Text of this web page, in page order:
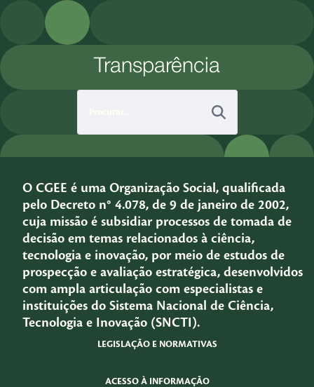
Pular para o Conteúdo principal
Transparência
O CGEE é uma Organização Social, qualificada
pelo Decreto n° 4.078, de 9 de janeiro de 2002,
cuja missão é subsidiar processos de tomada de
decisão em temas relacionados à ciência,
tecnologia e inovação, por meio de estudos de
prospecção e avaliação estratégica, desenvolvidos
com ampla articulação com especialistas e
instituições do Sistema Nacional de Ciência,
Tecnologia e Inovação (SNCTI).
LEGISLAÇÃO E NORMATIVAS
ACESSO À INFORMAÇÃO